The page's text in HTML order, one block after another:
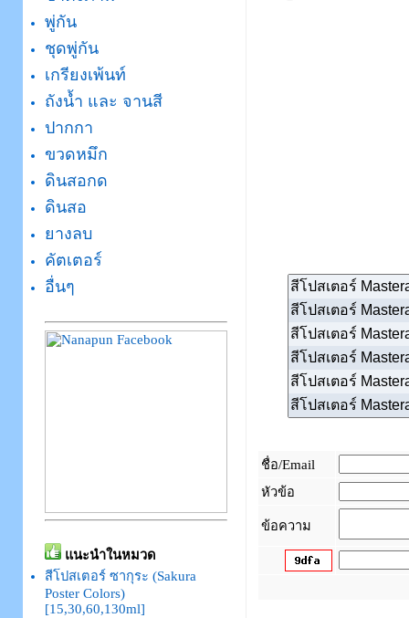
พู่กัน
ชุดพู่กัน
เกรียงเพ้นท์
ถังน้ำ และ จานสี
ปากกา
ขวดหมึก
ดินสอกด
ดินสอ
ยางลบ
คัตเตอร์
อื่นๆ
แนะนำในหมวด
สีโปสเตอร์ ซากุระ (Sakura
Poster Colors)
[15,30,60,130ml]
ชื่อ/Email
หัวข้อ
ข้อความ